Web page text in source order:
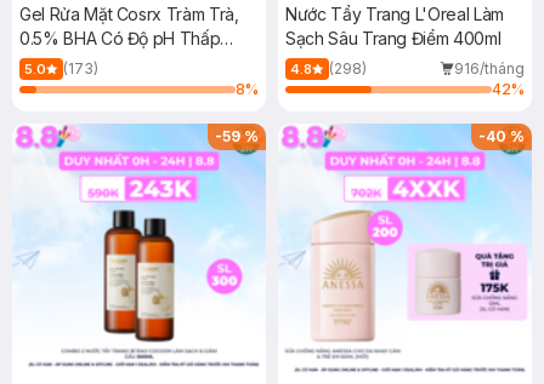
Gel Rửa Mặt Cosrx Tràm Trà,
0.5% BHA Có Độ pH Thấp
150ml
5.0
(173)
8%
Nước Tẩy Trang L'Oreal Làm
Sạch Sâu Trang Điểm 400ml
4.8 (298)
916/tháng
42%
-59% -40%